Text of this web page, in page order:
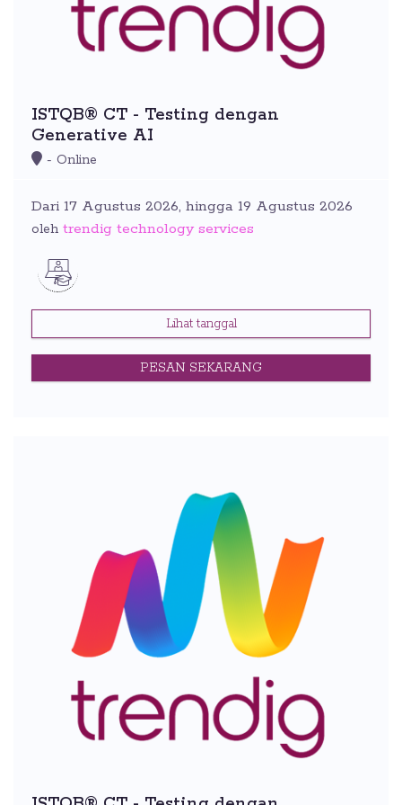
ISTQB® CT - Testing dengan
Generative AI
- Online
Dari 17 Agustus 2026, hingga 19 Agustus 2026
oleh trendig technology services
Lihat tanggal
PESAN SEKARANG